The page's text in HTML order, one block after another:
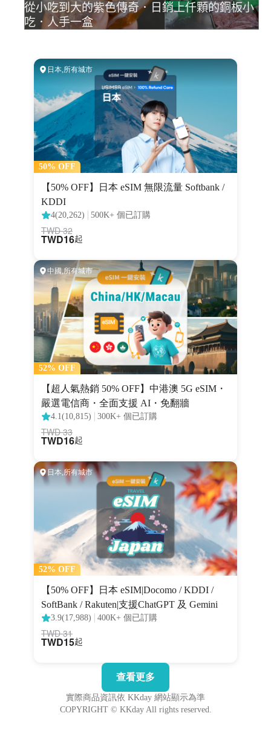
從小吃到大的紫色傳奇．日銷上仟顆的銅板小
吃．人手一盒